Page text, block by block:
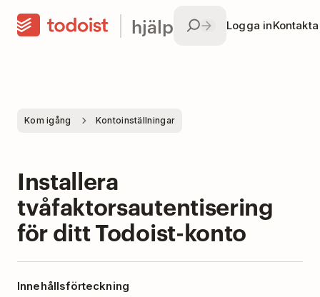
hjälp Logga in
Kom igång Kontoinställningar
Installera
tvåfaktorsautentisering
för ditt Todoist-konto
Innehållsförteckning